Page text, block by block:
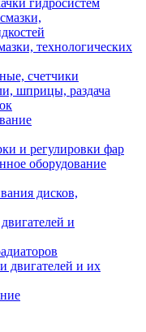
гидросистем
технологических
счетчики
шприцы, раздача
и регулировки фар
оборудование
дисков,
и
двигателей и их